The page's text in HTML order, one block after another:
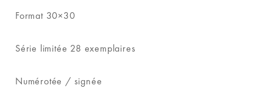
Format 30×30
Série limitée 28 exemplaires
Numérotée / signée